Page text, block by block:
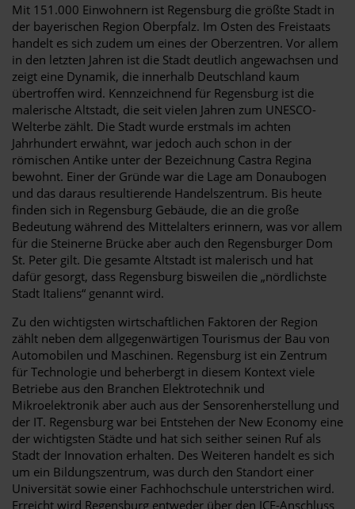
Mit 151.000 Einwohnern ist Regensburg die größte Stadt in
der bayerischen Region Oberpfalz. Im Osten des Freistaats
handelt es sich zudem um eines der Oberzentren. Vor allem
in den letzten Jahren ist die Stadt deutlich angewachsen und
zeigt eine Dynamik, die innerhalb Deutschland kaum
übertroffen wird. Kennzeichnend für Regensburg ist die
malerische Altstadt, die seit vielen Jahren zum UNESCO-
Welterbe zählt. Die Stadt wurde erstmals im achten
Jahrhundert erwähnt, war jedoch auch schon in der
römischen Antike unter der Bezeichnung Castra Regina
bewohnt. Einer der Gründe war die Lage am Donaubogen
und das daraus resultierende Handelszentrum. Bis heute
finden sich in Regensburg Gebäude, die an die große
Bedeutung während des Mittelalters erinnern, was vor allem
für die Steinerne Brücke aber auch den Regensburger Dom
St. Peter gilt. Die gesamte Altstadt ist malerisch und hat
dafür gesorgt, dass Regensburg bisweilen die „nördlichste
Stadt Italiens“ genannt wird.
Zu den wichtigsten wirtschaftlichen Faktoren der Region
zählt neben dem allgegenwärtigen Tourismus der Bau von
Automobilen und Maschinen. Regensburg ist ein Zentrum
für Technologie und beherbergt in diesem Kontext viele
Betriebe aus den Branchen Elektrotechnik und
Mikroelektronik aber auch aus der Sensorenherstellung und
der IT. Regensburg war bei Entstehen der New Economy eine
der wichtigsten Städte und hat sich seither seinen Ruf als
Stadt der Innovation erhalten. Des Weiteren handelt es sich
um ein Bildungszentrum, was durch den Standort einer
Universität sowie einer Fachhochschule unterstrichen wird.
Erreicht wird Regensburg entweder über den ICE-Anschluss